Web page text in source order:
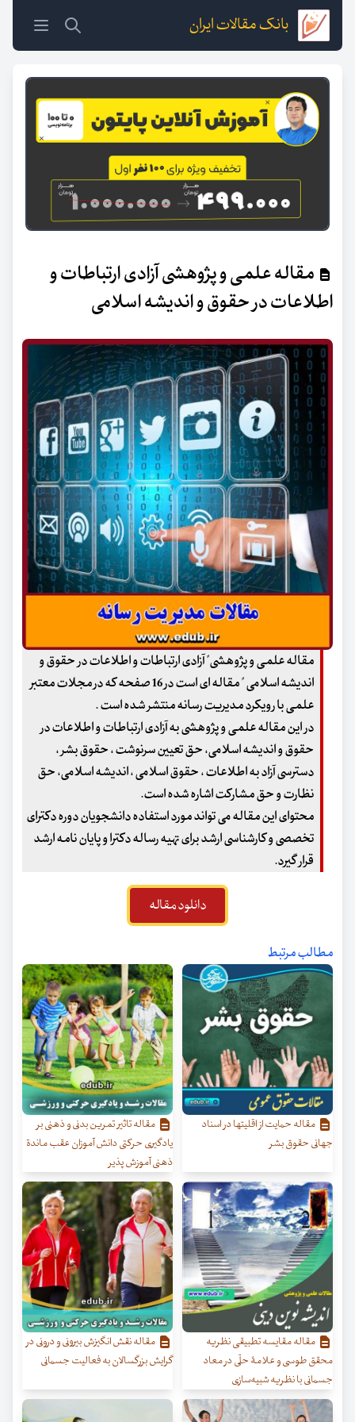
بانک مقالات ایران
مقاله علمی و پژوهشی آزادی ارتباطات و
اطلاعات در حقوق و اندیشه اسلامی
مقاله علمی و پژوهشی" آزادی ارتباطات و اطلاعات در حقوق و
اندیشه اسلامی " مقاله ای است در 16 صفحه که در مجلات معتبر
علمی با رویکرد مدیریت رسانه منتشر شده است .
در این مقاله علمی و پژوهشی به آزادی ارتباطات و اطلاعات در
حقوق و اندیشه اسلامی، حق تعیین سرنوشت ، حقوق بشر ،
دسترسی آزاد به اطلاعات ، حقوق اسلامی ، اندیشه اسلامی، حق
نظارت و حق مشارکت اشاره شده است.
محتوای این مقاله می تواند مورد استفاده دانشجویان دوره دکترای
تخصصی و کارشناسی ارشد برای تهیه رساله دکترا و پایان نامه ارشد
قرار گیرد.
دانلود مقاله
مطالب مرتبط
مقاله حمایت از اقلیتها در اسناد
جهانی حقوق بشر
مقاله تاثیر تمرین بدنی و ذهنی بر
یادگیری حرکتی دانش آموزان عقب ماندة
ذهنی آموزش پذیر
مقاله مقایسه تطبیقی نظریه
محقق طوسی و علامۀ حلّی در معاد
جسمانی با نظریه شبیه‌سازی
مقاله نقش انگیزش بیرونی و درونی در
گرایش بزرگسالان به فعالیت جسمانی